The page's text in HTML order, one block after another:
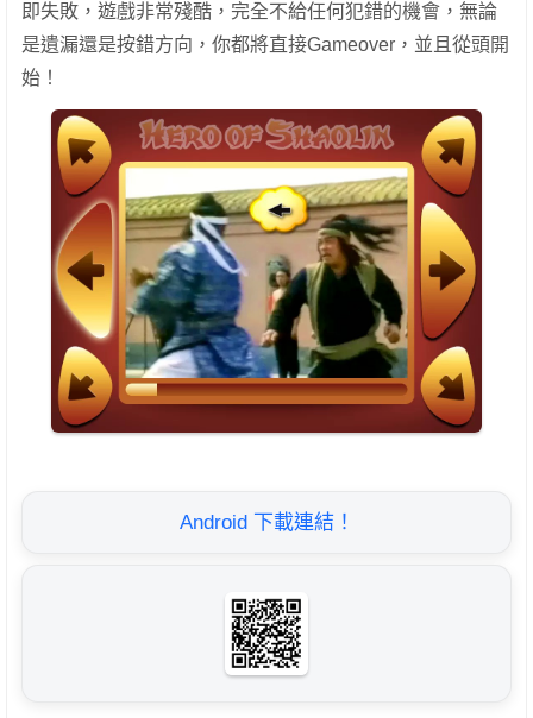
即失敗，遊戲非常殘酷，完全不給任何犯錯的機會，無論
是遺漏還是按錯方向，你都將直接Gameover，並且從頭開
始！
Android 下載連結！